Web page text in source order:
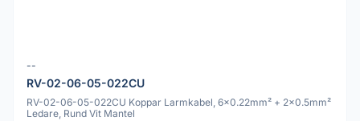
--
RV-02-06-05-022CU
RV-02-06-05-022CU Koppar Larmkabel, 6x0.22mm² + 2x0.5mm²
Ledare, Rund Vit Mantel